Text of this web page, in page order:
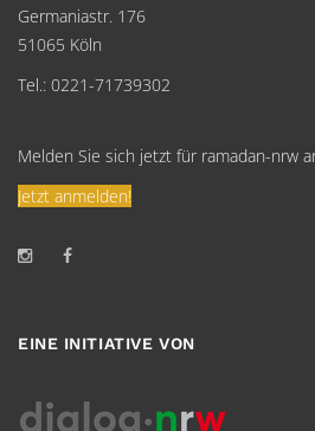
Germaniastr. 176
51065 Köln
Tel.: 0221-71739302
Melden Sie sich jetzt für ramadan-nrw
Jetzt anmelden!
EINE INITIATIVE VON